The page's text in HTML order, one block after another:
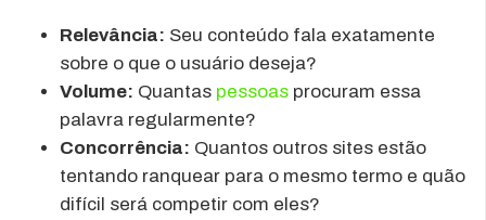
Relevância: Seu conteúdo fala exatamente
sobre o que o usuário deseja?
Volume: Quantas pessoas procuram essa
palavra regularmente?
Concorrência: Quantos outros sites estão
tentando ranquear para o mesmo termo e quão
difícil será competir com eles?